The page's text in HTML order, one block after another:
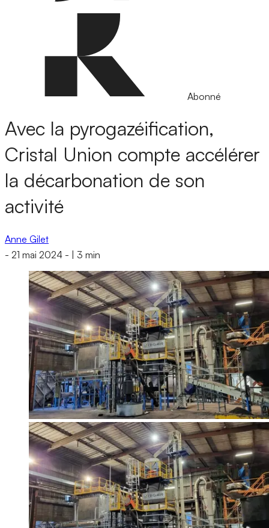
Abonné
Avec la pyrogazéification,
Cristal Union compte accélérer
la décarbonation de son
activité
Anne Gilet
- 21 mai 2024 - 3 min